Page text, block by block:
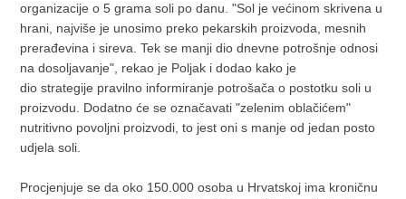
organizacije o 5 grama soli po danu. "Sol je većinom skrivena u
hrani, najviše je unosimo preko pekarskih proizvoda, mesnih
prerađevina i sireva. Tek se manji dio dnevne potrošnje odnosi
na dosoljavanje", rekao je Poljak i dodao kako je
dio strategije pravilno informiranje potrošača o postotku soli u
proizvodu. Dodatno će se označavati "zelenim oblačićem"
nutritivno povoljni proizvodi, to jest oni s manje od jedan posto
udjela soli.
Procjenjuje se da oko 150.000 osoba u Hrvatskoj ima kroničnu